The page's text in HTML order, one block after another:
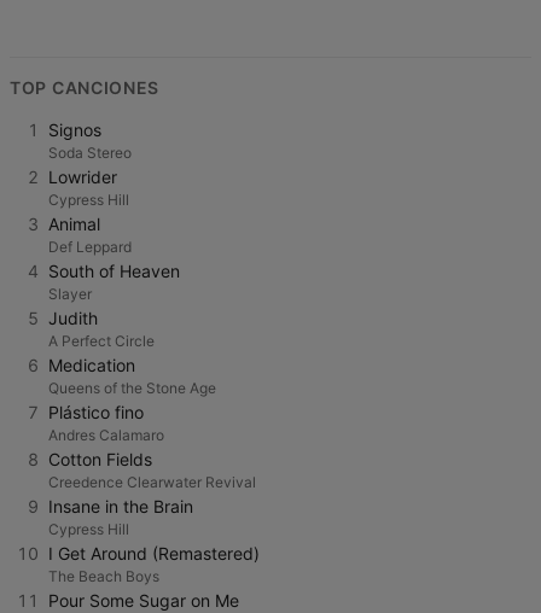
TOP CANCIONES
1 Signos
Soda Stereo
2 Lowrider
Cypress Hill
3 Animal
Def Leppard
4 South of Heaven
Slayer
5 Judith
A Perfect Circle
6 Medication
Queens of the Stone Age
7 Plástico fino
Andres Calamaro
8 Cotton Fields
Creedence Clearwater Revival
9 Insane in the Brain
Cypress Hill
10 I Get Around (Remastered)
The Beach Boys
11 Pour Some Sugar on Me